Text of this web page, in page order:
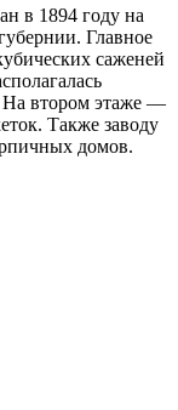
в 1894 году на
Главное
саженей
На втором этаже —
Также заводу
домов.